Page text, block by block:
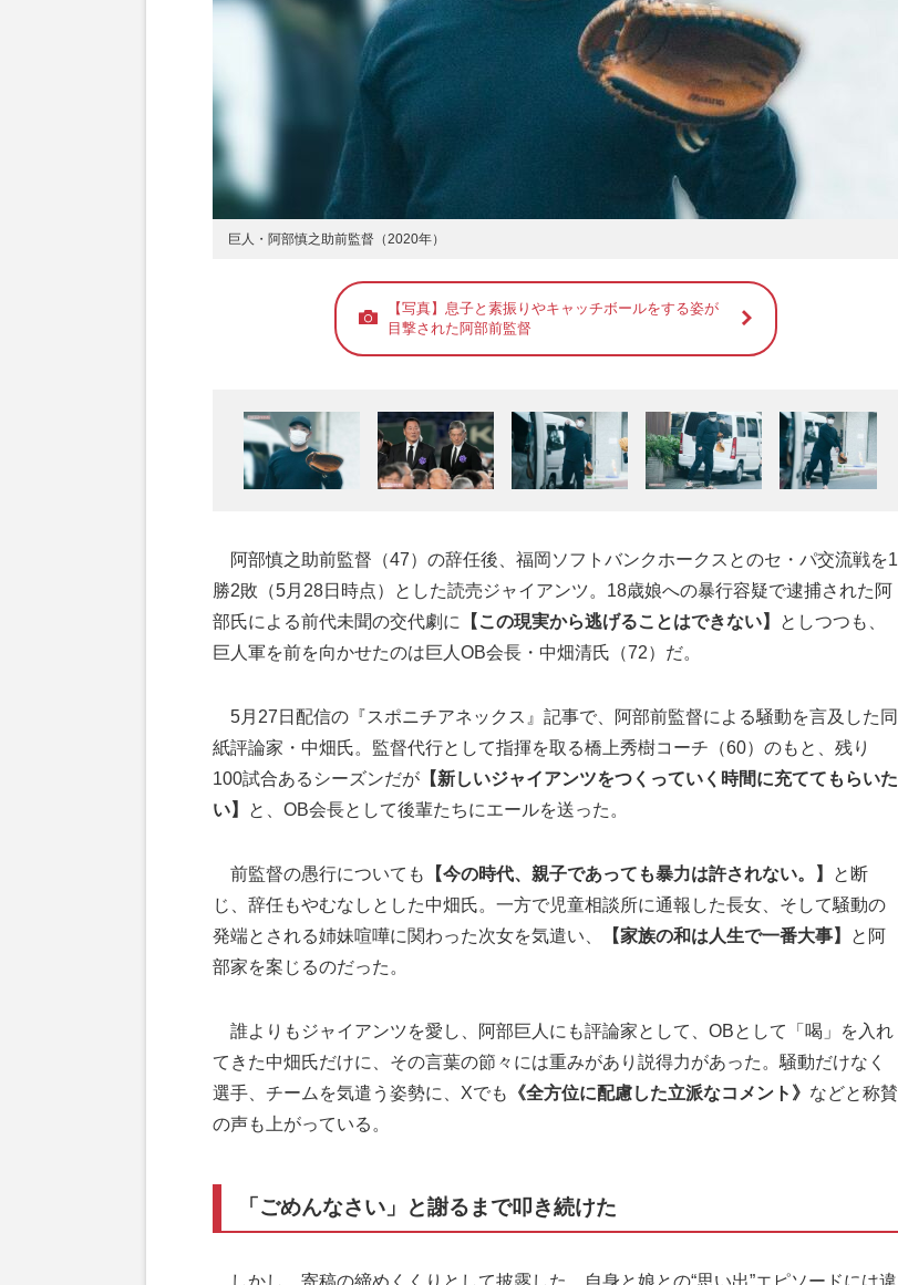
巨人・阿部慎之助前監督（2020年）
【写真】息子と素振りやキャッチボールをする姿が
目撃された阿部前監督
阿部慎之助前監督（47）の辞任後、福岡ソフトバンクホークスとのセ・パ交流戦を1
勝2敗（5月28日時点）とした読売ジャイアンツ。18歳娘への暴行容疑で逮捕された阿
部氏による前代未聞の交代劇に
【この現実から逃げることはできない】
としつつも、
巨人軍を前を向かせたのは巨人OB会長・中畑清氏（72）だ。
5月27日配信の『スポニチアネックス』記事で、阿部前監督による騒動を言及した同
紙評論家・中畑氏。監督代行として指揮を取る橋上秀樹コーチ（60）のもと、残り
100試合あるシーズンだが 【新しいジャイアンツをつくっていく時間に充ててもらいた
い】
と、OB会長として後輩たちにエールを送った。
前監督の愚行についても 【今の時代、親子であっても暴力は許されない。】
と断
じ、辞任もやむなしとした中畑氏。一方で児童相談所に通報した長女、そして騒動の
発端とされる姉妹喧嘩に関わった次女を気遣い、
【家族の和は人生で一番大事】
と阿
部家を案じるのだった。
誰よりもジャイアンツを愛し、阿部巨人にも評論家として、OBとして「喝」を入れ
てきた中畑氏だけに、その言葉の節々には重みがあり説得力があった。騒動だけなく
選手、チームを気遣う姿勢に、Xでも
《全方位に配慮した立派なコメント》 などと称賛
の声も上がっている。
「ごめんなさい」と謝るまで叩き続けた
しかし、寄稿の締めくくりとして披露した、自身と娘との“思い出”エピソードには違